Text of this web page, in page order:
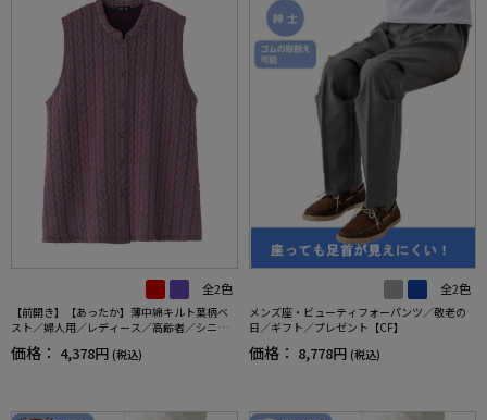
全2色
【前開き】【あったか】薄中綿キルト葉柄ベ
スト／婦人用／レディース／高齢者／シニア
／秋冬／洗濯OK／自宅で洗える／名前記入欄
付／両脇ポケット／お出かけ／ギフト【CF】
価格： 4,378円 (税込)
全2色
メンズ座・ビューティフォーパンツ／敬老の
日／ギフト／プレゼント【CF】
価格： 8,778円 (税込)